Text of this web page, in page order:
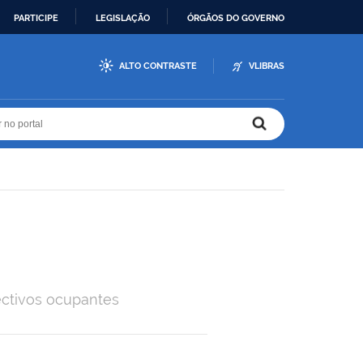
PARTICIPE LEGISLAÇÃO ÓRGÃOS DO GOVERNO
ALTO CONTRASTE VLIBRAS
ocupantes